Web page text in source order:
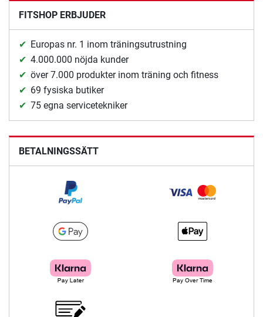
FITSHOP ERBJUDER
Europas nr. 1 inom träningsutrustning
4.000.000 nöjda kunder
över 7.000 produkter inom träning och fitness
69 fysiska butiker
75 egna servicetekniker
BETALNINGSSÄTT